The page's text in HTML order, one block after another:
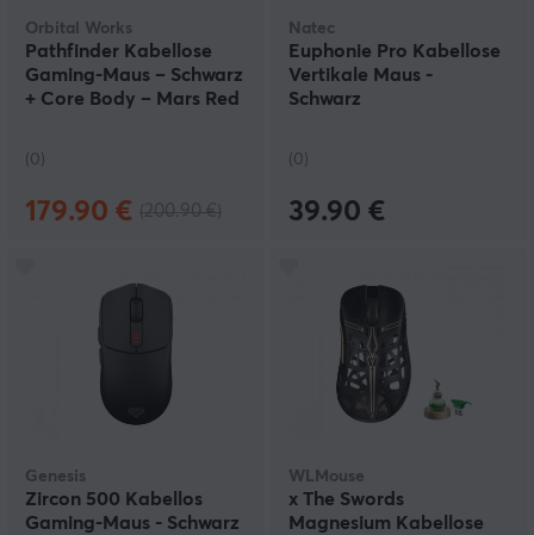
Orbital Works
Pathfinder Kabellose
Gaming-Maus – Schwarz
+ Core Body – Mars Red
(0)
179.90 €
Natec
Euphonie Pro Kabellose
Vertikale Maus -
Schwarz
(0)
39.90 €
Genesis
Zircon 500 Kabellos
Gaming-Maus - Schwarz
WLMouse
x The Swords
Magnesium Kabellose